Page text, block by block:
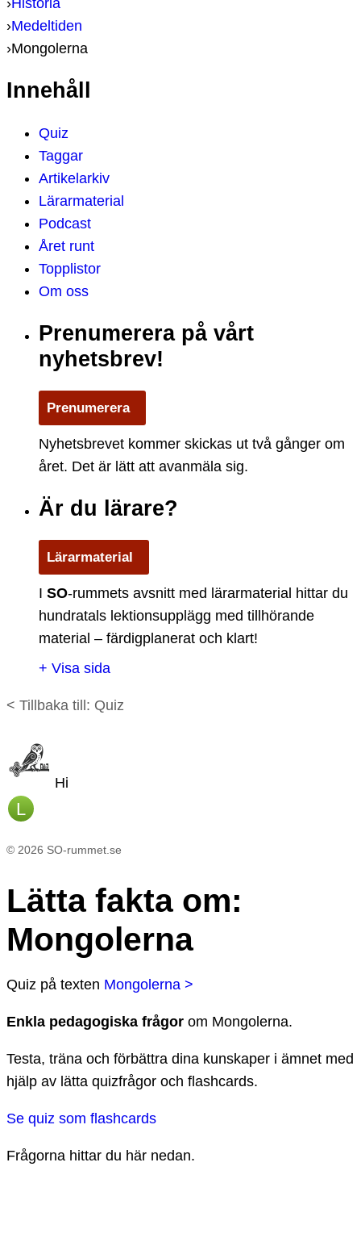
›Historia
›Medeltiden
›Mongolerna
Innehåll
Quiz
Taggar
Artikelarkiv
Lärarmaterial
Podcast
Året runt
Topplistor
Om oss
Prenumerera på vårt
nyhetsbrev!
Prenumerera
Nyhetsbrevet kommer skickas ut två gånger om
året. Det är lätt att avanmäla sig.
Är du lärare?
Lärarmaterial
I SO-rummets avsnitt med lärarmaterial hittar du
hundratals lektionsupplägg med tillhörande
material – färdigplanerat och klart!
+ Visa sida
< Tillbaka till: Quiz
Hi
L
© 2026 SO-rummet.se
Lätta fakta om:
Mongolerna
Quiz på texten Mongolerna >
Enkla pedagogiska frågor om Mongolerna.
Testa, träna och förbättra dina kunskaper i ämnet med
hjälp av lätta quizfrågor och flashcards.
Se quiz som flashcards
Frågorna hittar du här nedan.